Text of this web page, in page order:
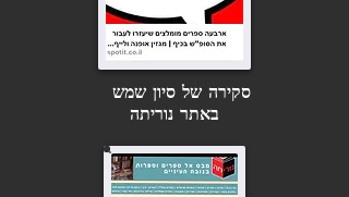
סקירה של סיון שמש
באתר נוריתה